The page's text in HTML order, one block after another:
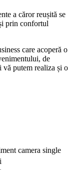
a căror reușită se
prin confortul
care acoperă o
de
putem realiza și o
camera single